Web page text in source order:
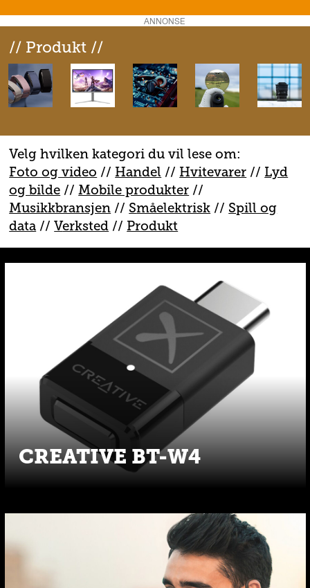
ANNONSE
// Produkt //
Velg hvilken kategori du vil lese om:
Foto og video // Handel // Hvitevarer // Lyd
og bilde //Mobile produkter //
Musikkbransjen // Småelektrisk // Spill og
data //Verksted // Produkt
CREATIVE BT-W4